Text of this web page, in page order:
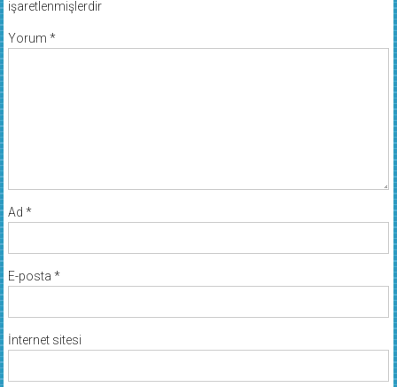
işaretlenmişlerdir
Yorum *
Ad *
E-posta *
İnternet sitesi